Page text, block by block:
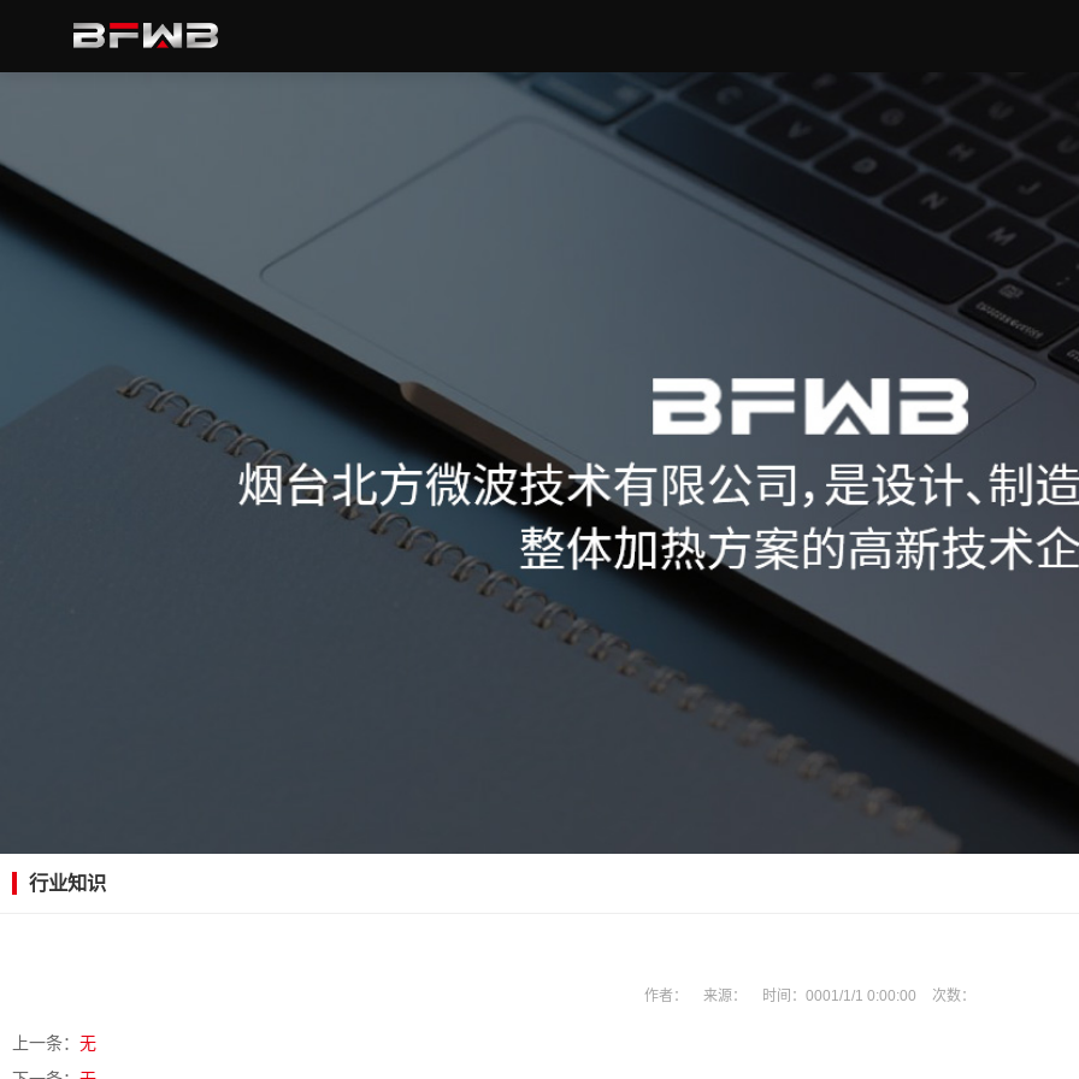
行业知识
作者： 来源： 时间： 0001/1/1 0:00:00 次数：
上一条： 无